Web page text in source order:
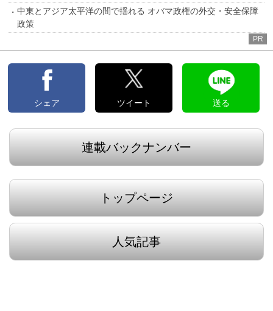
中東とアジア太平洋の間で揺れる オバマ政権の外交・安全保障
政策
PR
シェア ツイート 送る
連載バックナンバー
トップページ
人気記事